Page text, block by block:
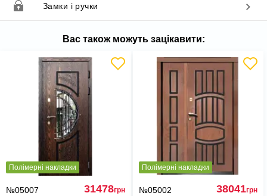
Замки і ручки
Вас також можуть зацікавити:
Полімерні накладки
№05007 31478грн
Полімерні накладки
№05002 38041грн